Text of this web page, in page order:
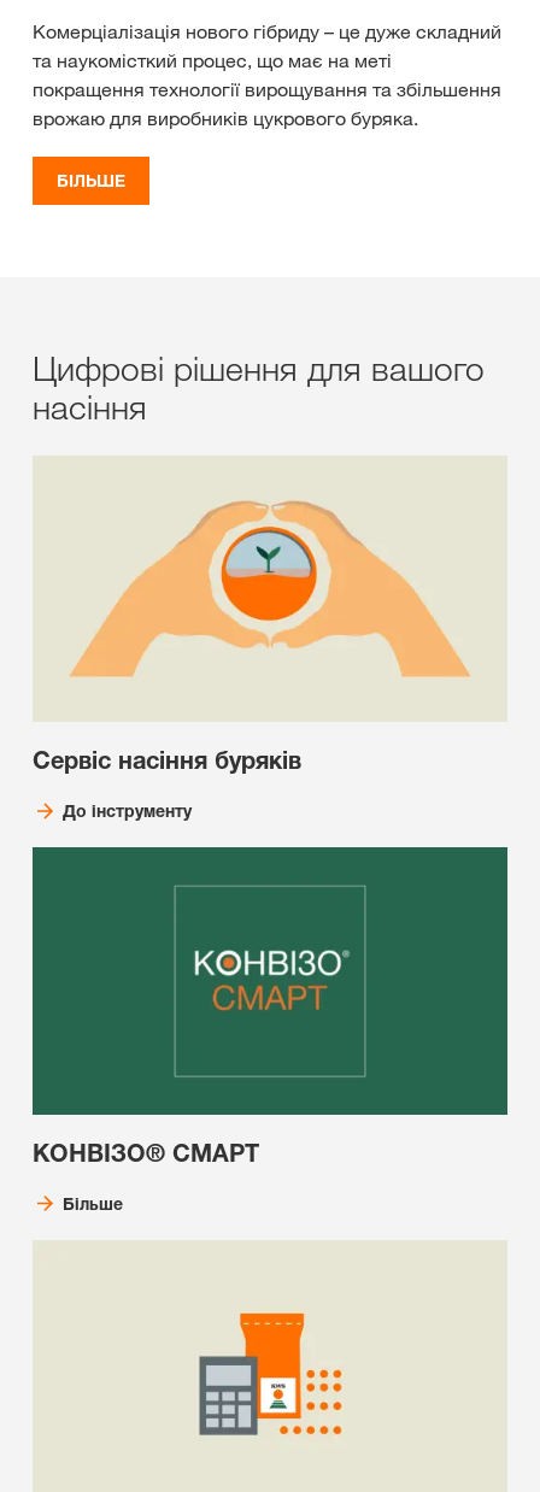
Комерціалізація нового гібриду – це дуже складний
та наукомісткий процес, що має на меті
покращення технології вирощування та збільшення
врожаю для виробників цукрового буряка.
БІЛЬШЕ
Цифрові рішення для вашого
насіння
Сервіс насіння буряків
До інструменту
КОНВІЗО® СМАРТ
Більше